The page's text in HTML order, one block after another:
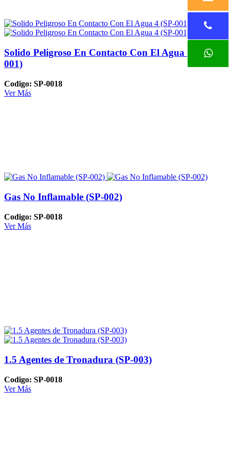
Solido Peligroso En Contacto Con El Agua 4 (SP-
001)
Codigo: SP-0018
Ver Más
Gas No Inflamable (SP-002)
Codigo: SP-0018
Ver Más
1.5 Agentes de Tronadura (SP-003)
Codigo: SP-0018
Ver Más